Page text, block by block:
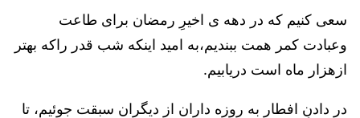
سعی کنیم که در دهه ی اخیرِ رمضان برای طاعت
وعبادت کمر همت ببندیم،به امید اینکه شب قدر راکه بهتر
ازهزار ماه است دریابیم.
در دادنِ افطار به روزه داران از دیگران سبقت جوئیم، تا